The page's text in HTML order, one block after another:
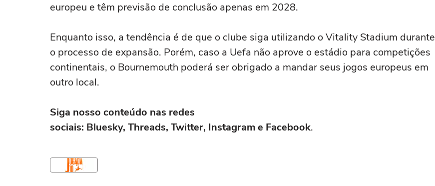
europeu e têm previsão de conclusão apenas em 2028.
Enquanto isso, a tendência é de que o clube siga utilizando o Vitality Stadium durante
o processo de expansão. Porém, caso a Uefa não aprove o estádio para competições
continentais, o Bournemouth poderá ser obrigado a mandar seus jogos europeus em
outro local.
Siga nosso conteúdo nas redes
sociais: Bluesky, Threads, Twitter, Instagram e Facebook.